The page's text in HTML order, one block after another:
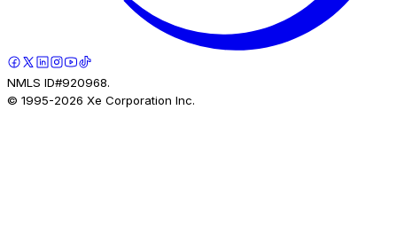
NMLS ID#920968.
© 1995-2026 Xe Corporation Inc.